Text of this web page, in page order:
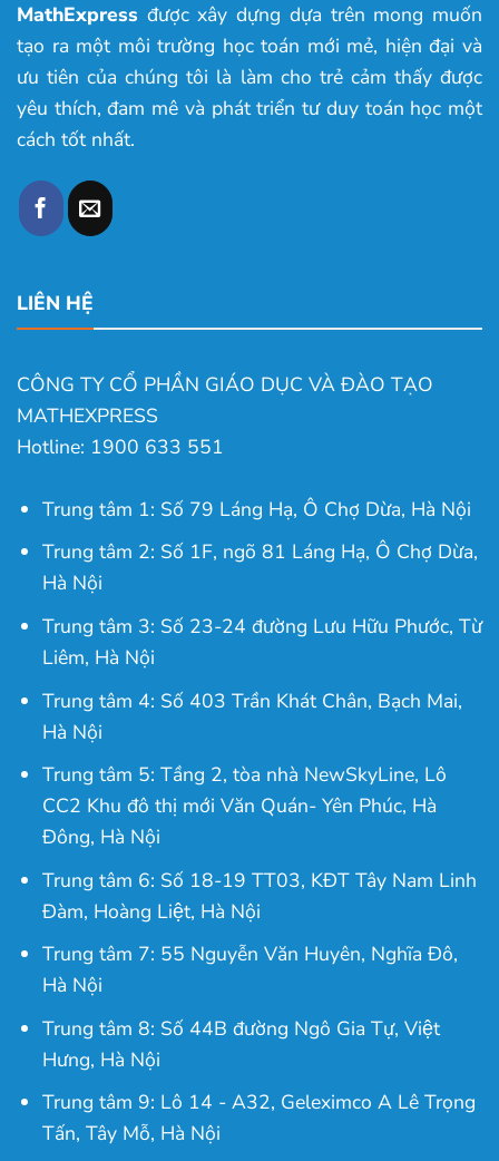
MathExpress được xây dựng dựa trên mong muốn
tạo ra một môi trường học toán mới mẻ, hiện đại và
ưu tiên của chúng tôi là làm cho trẻ cảm thấy được
yêu thích, đam mê và phát triển tư duy toán học một
cách tốt nhất.
LIÊN HỆ
CÔNG TY CỔ PHẦN GIÁO DỤC VÀ ĐÀO TẠO
MATHEXPRESS
Hotline: 1900 633 551
Trung tâm 1: Số 79 Láng Hạ, Ô Chợ Dừa, Hà Nội
Trung tâm 2: Số 1F, ngõ 81 Láng Hạ, Ô Chợ Dừa,
Hà Nội
Trung tâm 3: Số 23-24 đường Lưu Hữu Phước, Từ
Liêm, Hà Nội
Trung tâm 4: Số 403 Trần Khát Chân, Bạch Mai,
Hà Nội
Trung tâm 5: Tầng 2, tòa nhà NewSkyLine, Lô
CC2 Khu đô thị mới Văn Quán- Yên Phúc, Hà
Đông, Hà Nội
Trung tâm 6: Số 18-19 TT03, KĐT Tây Nam Linh
Đàm, Hoàng Liệt, Hà Nội
Trung tâm 7: 55 Nguyễn Văn Huyên, Nghĩa Đô,
Hà Nội
Trung tâm 8: Số 44B đường Ngô Gia Tự, Việt
Hưng, Hà Nội
Trung tâm 9: Lô 14 - A32, Geleximco A Lê Trọng
Tấn, Tây Mỗ, Hà Nội